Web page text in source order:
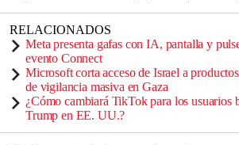
RELACIONADOS
Meta presenta gafas con IA, pantalla y
evento Connect
Microsoft corta acceso de Israel a
de vigilancia masiva en Gaza
¿Cómo cambiará TikTok para los usuarios
Trump en EE. UU.?